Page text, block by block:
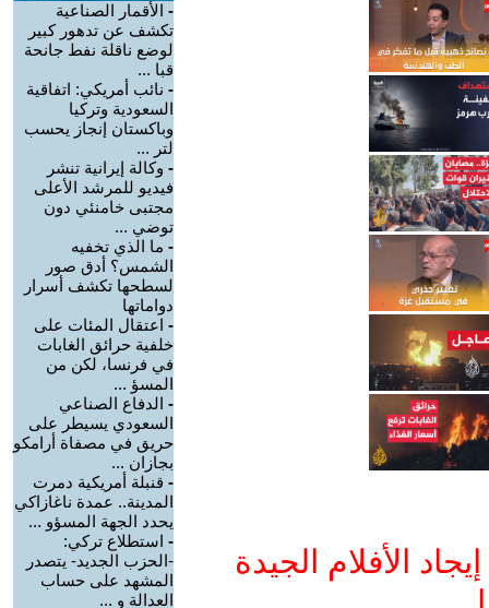
الأفلام الجيدة
- الأقمار الصناعية
تكشف عن تدهور كبير
لوضع ناقلة نفط جانحة
قبا ...
- نائب أمريكي: اتفاقية
السعودية وتركيا
وباكستان إنجاز يحسب
لتر ...
- وكالة إيرانية تنشر
فيديو للمرشد الأعلى
مجتبى خامنئي دون
توضي ...
- ما الذي تخفيه
الشمس؟ أدق صور
لسطحها تكشف أسرار
دواماتها
- اعتقال المئات على
خلفية حرائق الغابات
في فرنسا، لكن من
المسؤ ...
- الدفاع الصناعي
السعودي يسيطر على
حريق في مصفاة أرامكو
بجازان ...
- قنبلة أمريكية دمرت
المدينة.. عمدة ناغازاكي
يحدد الجهة المسؤو ...
- استطلاع تركي:
-الحزب الجديد- يتصدر
المشهد على حساب
العدالة و ...